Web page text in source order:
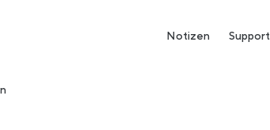
Notizen Support